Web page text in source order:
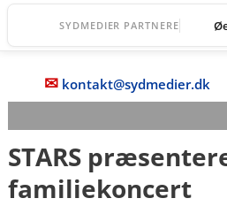
SYDMEDIER PARTNERE
✉ kontakt@sydmedier.dk
STARS
familiekoncert